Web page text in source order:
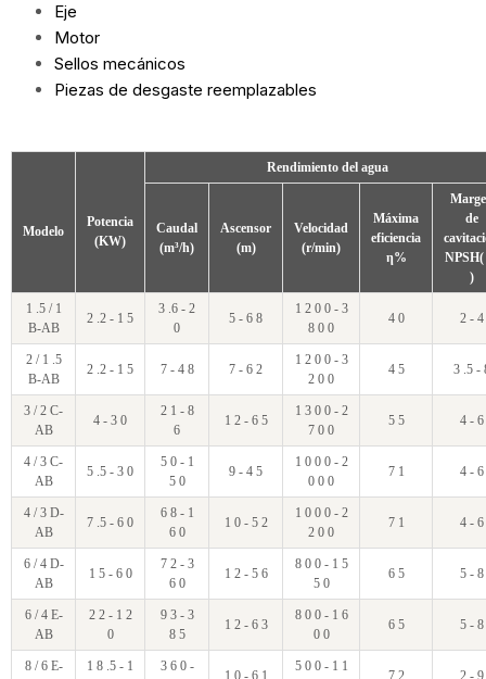
Eje
Motor
Sellos mecánicos
Piezas de desgaste reemplazables
Modelo
Potencia
(KW)
Rendimiento del agua
Caudal
(m³/h)
Ascensor
(m)
Velocidad
(r/min)
Máxima
eficiencia
η%
de
)
1 .5 / 1
B-AB
2 .2 - 1 5
3 .6 - 2
0
5 - 6 8
1 2 0 0 - 3
8 0 0
4 0 2 - 4
2 / 1 .5
B-AB
2 .2 - 1 5 7 - 4 8 7 - 6 2
1 2 0 0 - 3
2 0 0
4 5 3 .5 -
3 / 2 C-
AB
4 - 3 0
2 1 - 8
6
1 2 - 6 5
1 3 0 0 - 2
7 0 0
5 5 4 - 6
4 / 3 C-
AB
5 .5 - 3 0
5 0 - 1
5 0
9 - 4 5
1 0 0 0 - 2
0 0 0
7 1 4 - 6
4 / 3 D-
AB
7 .5 - 6 0
6 8 - 1
6 0
1 0 - 5 2
1 0 0 0 - 2
2 0 0
7 1 4 - 6
6 / 4 D-
AB
1 5 - 6 0
7 2 - 3
6 0
1 2 - 5 6
8 0 0 - 1 5
5 0
6 5 5 - 8
6 / 4 E-
AB
2 2 - 1 2
0
9 3 - 3
8 5
1 2 - 6 3
8 0 0 - 1 6
0 0
6 5 5 - 8
8 / 6 E-
1 8 .5 - 1
3 6 0 -
1 0 - 6 1
5 0 0 - 1 1
7 2 2 - 9